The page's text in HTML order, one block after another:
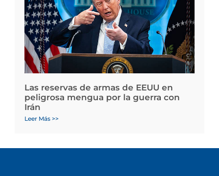
Las reservas de armas de EEUU en
peligrosa mengua por la guerra con
Irán
Leer Más >>